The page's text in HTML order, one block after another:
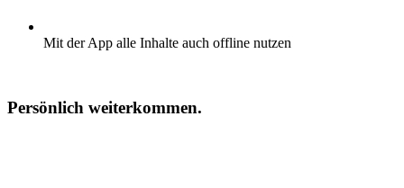
Mit der App alle Inhalte auch offline nutzen
Persönlich weiterkommen.